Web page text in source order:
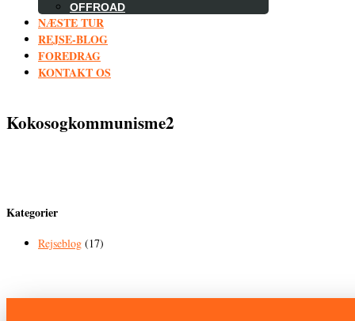
OFFROAD
NÆSTE TUR
REJSE-BLOG
FOREDRAG
KONTAKT OS
Kokosogkommunisme2
Kategorier
Rejseblog (17)